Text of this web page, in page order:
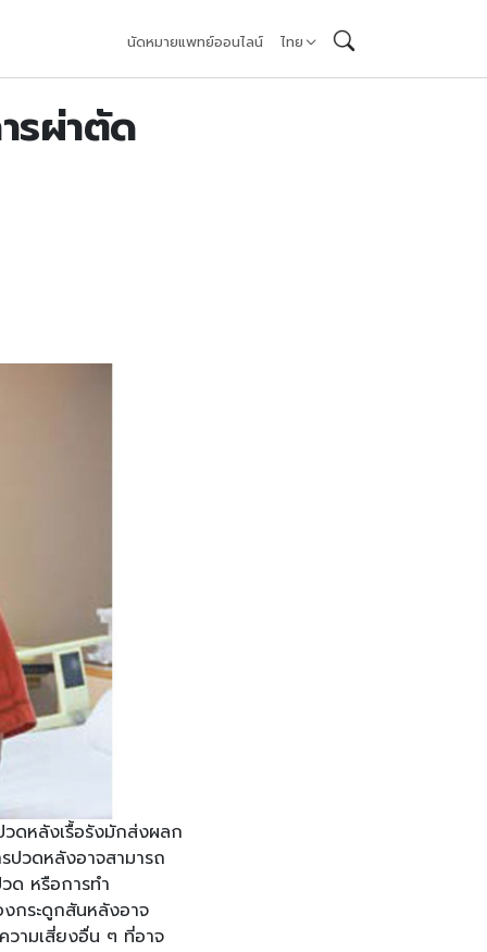
นัดหมายแพทย์ออนไลน์ ไทย
รผ่าตัด
ดหลังเรื้อรังมักส่งผลก
ปวดหลังอาจสามารถ
ด หรือการทำ
กระดูกสันหลังอาจ
วามเสี่ยงอื่น ๆ ที่อาจ